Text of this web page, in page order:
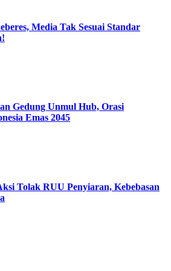
Media Tak Sesuai Standar
Gedung Unmul Hub, Orasi
Emas 2045
Tolak RUU Penyiaran, Kebebasan